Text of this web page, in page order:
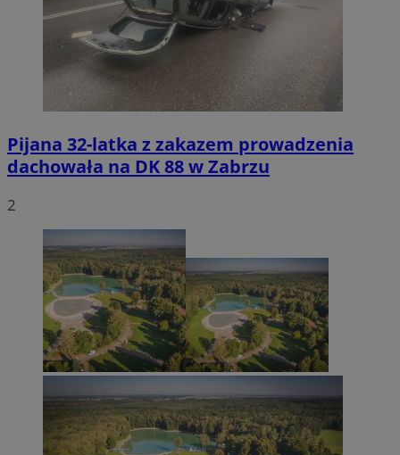
Pijana 32-latka z zakazem prowadzenia
dachowała na DK 88 w Zabrzu
2